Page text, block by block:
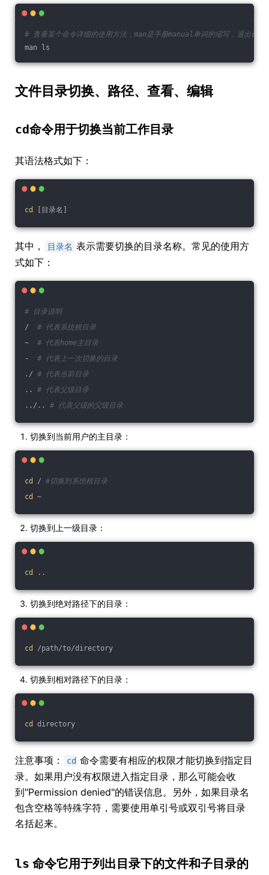
# 查看某个命令详细的使用方法，man是手册manual单词的缩写，退出命令
man ls
文件目录切换、路径、查看、编辑
cd命令用于切换当前工作目录
其语法格式如下：
cd [目录名]
其中， 目录名 表示需要切换的目录名称。常见的使用方
式如下：
# 目录说明
/ # 代表系统根目录
~ # 代表home主目录
- # 代表上一次切换的目录
./ # 代表当前目录
.. # 代表父级目录
../.. # 代表父级的父级目录
切换到当前用户的主目录：
cd / #切换到系统根目录
cd
~
切换到上一级目录：
cd ..
切换到绝对路径下的目录：
cd /path/to/directory
切换到相对路径下的目录：
cd directory
注意事项： cd 命令需要有相应的权限才能切换到指定目
录。如果用户没有权限进入指定目录，那么可能会收
到"Permission denied"的错误信息。另外，如果目录名
包含空格等特殊字符，需要使用单引号或双引号将目录
名括起来。
ls 命令它用于列出目录下的文件和子目录的